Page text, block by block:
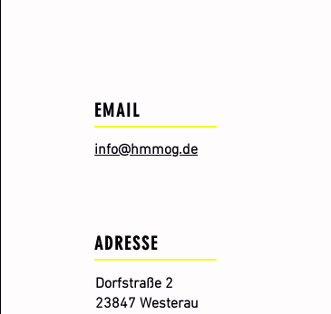
EMAIL
info@hmmog.de
ADRESSE
Dorfstraße 2
23847 Westerau